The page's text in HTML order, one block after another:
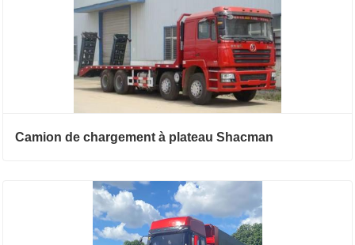
Camion de chargement à plateau Shacman